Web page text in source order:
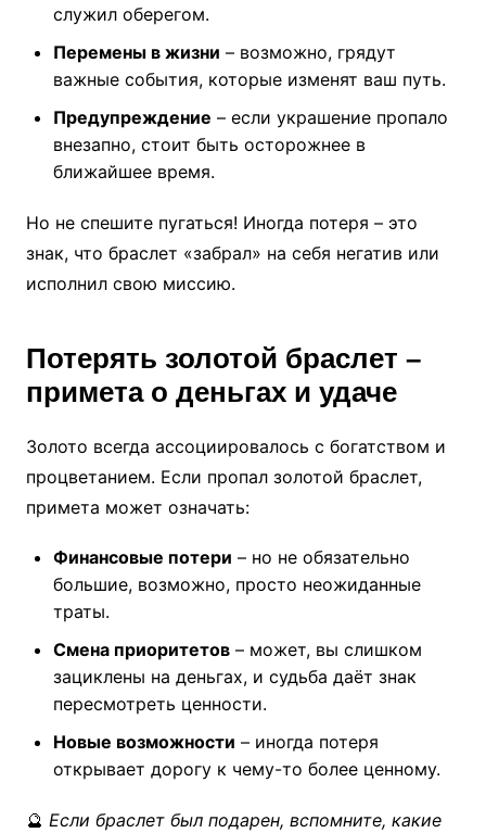
служил оберегом.
Перемены в жизни – возможно, грядут
важные события, которые изменят ваш путь.
Предупреждение – если украшение пропало
внезапно, стоит быть осторожнее в
ближайшее время.
Но не спешите пугаться! Иногда потеря – это
знак, что браслет «забрал» на себя негатив или
исполнил свою миссию.
Потерять золотой браслет –
примета о деньгах и удаче
Золото всегда ассоциировалось с богатством и
процветанием. Если пропал золотой браслет,
примета может означать:
Финансовые потери – но не обязательно
большие, возможно, просто неожиданные
траты.
Смена приоритетов– может, вы слишком
зациклены на деньгах, и судьба даёт знак
пересмотреть ценности.
Новые возможности – иногда потеря
открывает дорогу к чему-то более ценному.
🔮 Если браслет был подарен, вспомните, какие